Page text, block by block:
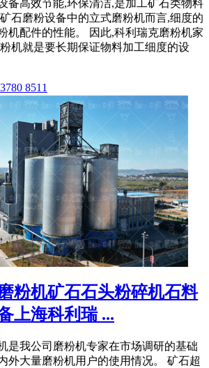
备高效节能,环保清洁,是加工矿石类物料
石磨粉设备中的立式磨粉机而言,细度的
机配件的性能。 因此,科利瑞克磨粉机家
机就是要长期保证物料加工细度的设
8511
粉机矿石石头粉碎机石料
上海科利瑞 ...
是我公司磨粉机专家在市场调研的基础
外大量磨粉机用户的使用情况。 矿石超